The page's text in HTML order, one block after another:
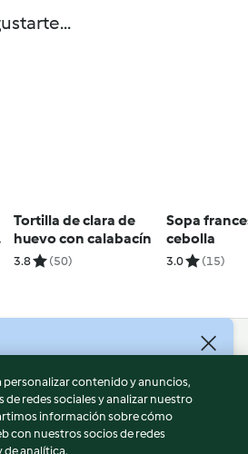
Tortilla de clara de
huevo con calabacín
3.8 (50)
Sopa
cebolla
3.0 (15)
personalizar contenido y anuncios,
redes sociales y analizar nuestro
información sobre cómo
con nuestros socios de redes
de analítica.